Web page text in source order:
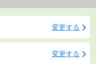
変更する
変更する